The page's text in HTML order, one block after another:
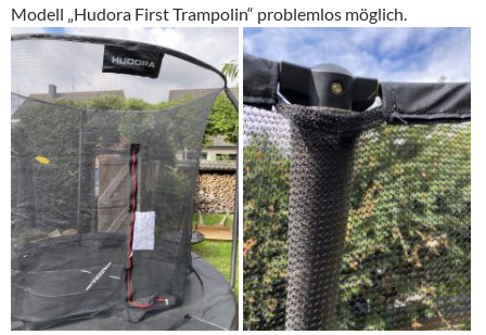
Modell „Hudora First Trampolin“ problemlos möglich.